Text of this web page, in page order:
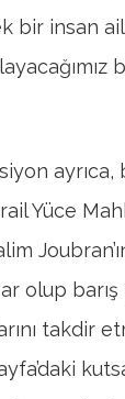
bir insan
Yüce
olup
takdir